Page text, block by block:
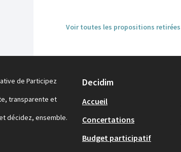
Voir toutes les propositions retirées
de Participez
transparente et
décidez, ensemble.
Decidim
Accueil
Concertations
Budget participatif